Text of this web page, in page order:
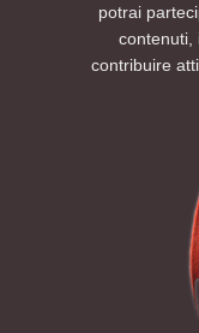
potrai
contenuti,
contribuire